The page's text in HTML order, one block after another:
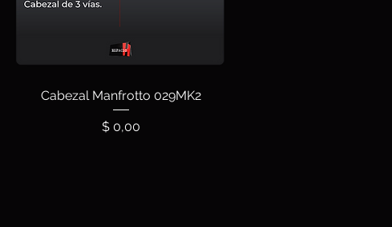
Cabezal Manfrotto 029MK2
Precio
$ 0,00